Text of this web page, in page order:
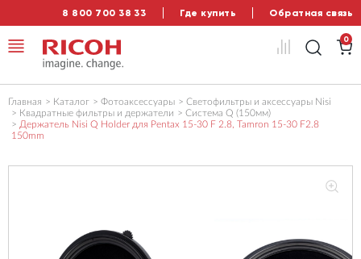
8 800 700 38 33 Где купить Обратная связь
0
Главная Каталог Фотоаксессуары
Светофильтры и аксессуары Nisi
Квадратные фильтры и держатели
Система Q (150мм)
Держатель Nisi Q Holder для Pentax 15-30 F 2.8, Tamron 15-30 F2.8
150mm